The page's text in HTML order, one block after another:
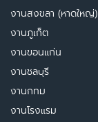
งานสงขลา (หาดใหญ่)
งานภูเก็ต
งานขอนแก่น
งานชลบุรี
งานกทม
งานโรงแรม